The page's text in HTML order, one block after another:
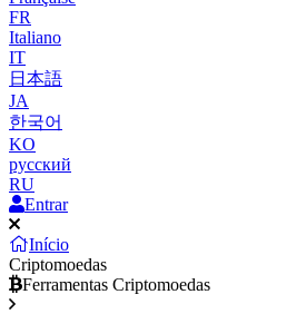
FR
Italiano
IT
日本語
JA
한국어
KO
русский
RU
Entrar
Início
Criptomoedas
Ferramentas Criptomoedas